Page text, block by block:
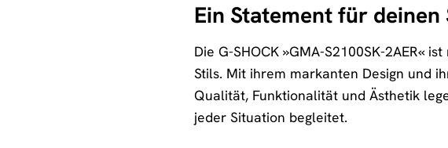
Ein Statement für deinen
Die G-SHOCK »GMA-S2100SK-2AER«
Stils. Mit ihrem markanten Design und
Qualität, Funktionalität und Ästhetik
jeder Situation begleitet.